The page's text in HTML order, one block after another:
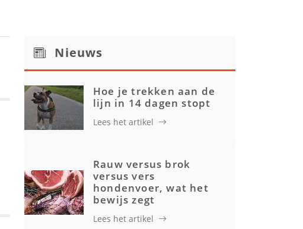
Nieuws
Hoe je trekken aan de
lijn in 14 dagen stopt
Lees het artikel
Rauw versus brok
versus vers
hondenvoer, wat het
bewijs zegt
Lees het artikel